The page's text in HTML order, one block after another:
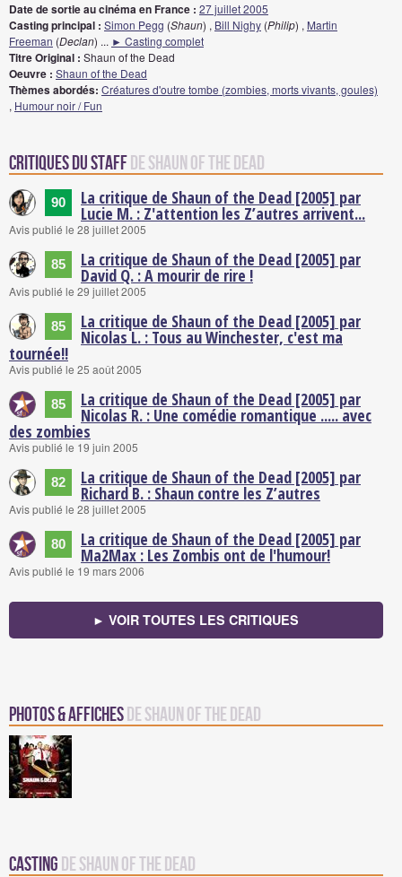
Date de sortie au cinéma en France : 27 juillet 2005
Casting principal : Simon Pegg (Shaun) , Bill Nighy (Philip) , Martin
Freeman (Declan) ... ► Casting complet
Titre Original : Shaun of the Dead
Oeuvre : Shaun of the Dead
Thèmes abordés: Créatures d'outre tombe (zombies, morts vivants, goules)
, Humour noir / Fun
Critiques du staffde Shaun of the Dead
90 La critique de Shaun of the Dead [2005] par
Lucie M. : Z'attention les Z’autres arrivent...
Avis publié le 28 juillet 2005
85 La critique de Shaun of the Dead [2005] par
David Q. : A mourir de rire !
Avis publié le 29 juillet 2005
85 La critique de Shaun of the Dead [2005] par
Nicolas L. : Tous au Winchester, c'est ma
tournée!!
Avis publié le 25 août 2005
85 La critique de Shaun of the Dead [2005] par
Nicolas R. : Une comédie romantique ..... avec
des zombies
Avis publié le 19 juin 2005
82 La critique de Shaun of the Dead [2005] par
Richard B. : Shaun contre les Z’autres
Avis publié le 28 juillet 2005
80 La critique de Shaun of the Dead [2005] par
Ma2Max : Les Zombis ont de l'humour!
Avis publié le 19 mars 2006
► VOIR TOUTES LES CRITIQUES
Photos & Affichesde Shaun of the Dead
Casting de Shaun of the Dead